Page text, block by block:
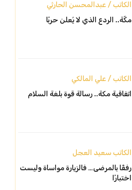
الكاتب / عبدالمحسن الحارثي
مكّة.. الردع الذي لا يُعلن حربًا
الكاتب / علي المالكي
اتفاقية مكة.. رسالة قوة بلغة السلام
الكاتب سعيد العجل
رفقًا بالمرضى… فالزيارة مواساة وليست
اختبارًا